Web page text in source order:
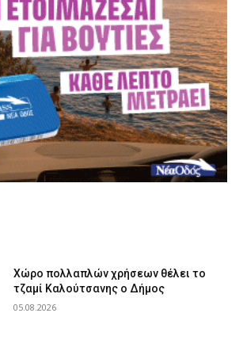
Χώρο πολλαπλών χρήσεων θέλει το
τζαμί Καλούτσανης ο Δήμος
05.08.2026